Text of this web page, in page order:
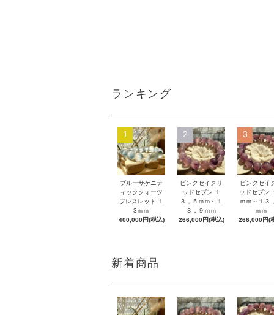
ランキング
1
ブルーサゲニテ
ィッククォーツ
ブレスレット １
3ｍｍ
400,000円(税込)
2
ピンクセイクリ
ッドセブン １
３，５ｍｍ～１
３，９ｍｍ
266,000円(税込)
3
ピンクセイ
ッドセブン
ｍｍ～１３
ｍｍ
266,000円(
新着商品